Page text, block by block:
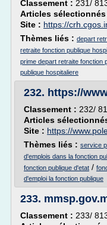
Classement : 231/
Articles sélectionnés
Site : https://
Thèmes liés : depart
retraite fonction publique
prime depart retraite fonction
publique hospitaliere
232. https://
Classement : 232/
Articles
Site : https://
Thèmes liés : service
d'emplois dans la fonction
fonction publique d'etat /
d'emploi la fonction publique
233.
Classement : 233/